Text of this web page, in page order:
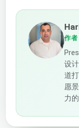
作者
设
道
愿
力